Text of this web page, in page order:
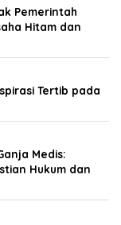
Pemerintah
Hitam dan
Tertib pada
Medis:
Hukum dan